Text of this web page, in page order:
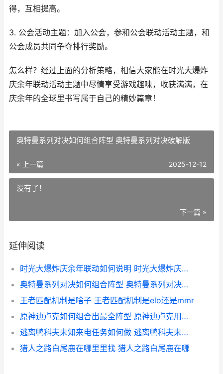
得，互相提高。
3. 公会活动主题：加入公会，参和公会联动活动主题，和
公会成员共同争夺排行奖励。
怎么样？经过上面的分析策略，相信大家能在时光大爆炸
庆余年联动活动主题中尽情享受游戏趣味，收获满满，在
庆余年的全球里书写属于自己的精妙篇章！
奥特曼系列对决如何组合阵型 奥特曼系列对决破解版
« 上一篇 2025-12-12
没有了！
下一篇 »
延伸阅读
时光大爆炸庆余年联动如何说明 时光大爆炸庆余年
奥特曼系列对决如何组合阵型 奥特曼系列对决破解版
王者匹配机制是啥子 王者匹配机制是elo还是mmr
原神迪卢克如何组合出最全阵型 原神迪卢克用什么指引
逃离鸭科夫未知来电任务如何做 逃离鸭科夫未知来电的隐喻与背景与历史背景
猎人之路白尾鹿在哪里里找 猎人之路白尾鹿在哪